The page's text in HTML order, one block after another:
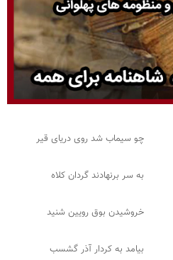
چو سیماب شد روی دریای قیر
به سر برنهادند گردان کلاه
خروشیدن بوق رویین شنید
بیامد به کردار آذر گشسب